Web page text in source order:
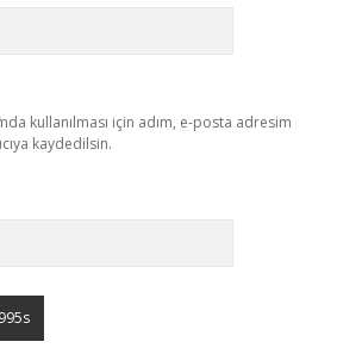
kullanılması için adım, e-posta adresim
kaydedilsin.